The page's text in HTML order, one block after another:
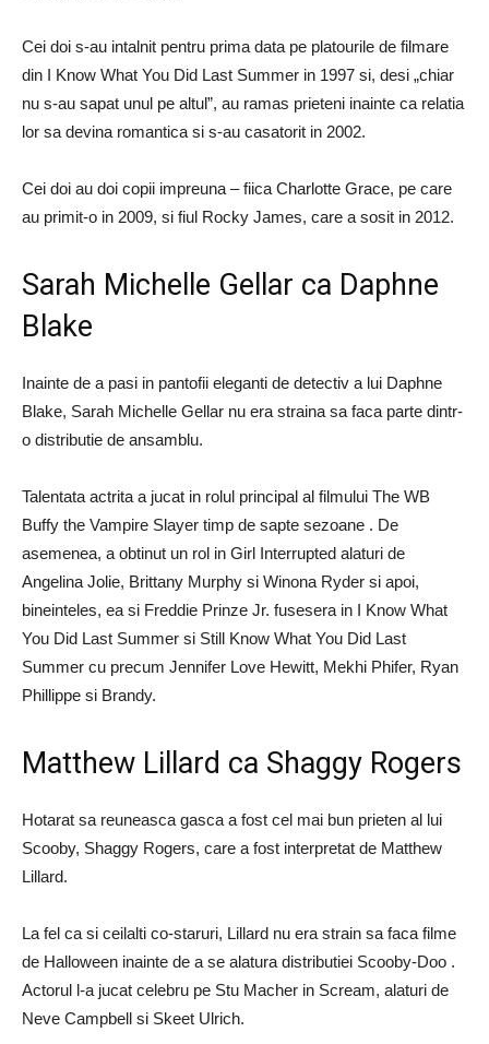
Cei doi s-au intalnit pentru prima data pe platourile de filmare
din I Know What You Did Last Summer in 1997 si, desi „chiar
nu s-au sapat unul pe altul”, au ramas prieteni inainte ca relatia
lor sa devina romantica si s-au casatorit in 2002.
Cei doi au doi copii impreuna – fiica Charlotte Grace, pe care
au primit-o in 2009, si fiul Rocky James, care a sosit in 2012.
Sarah Michelle Gellar ca Daphne
Blake
Inainte de a pasi in pantofii eleganti de detectiv a lui Daphne
Blake, Sarah Michelle Gellar nu era straina sa faca parte dintr-
o distributie de ansamblu.
Talentata actrita a jucat in rolul principal al filmului The WB
Buffy the Vampire Slayer timp de sapte sezoane . De
asemenea, a obtinut un rol in Girl Interrupted alaturi de
Angelina Jolie, Brittany Murphy si Winona Ryder si apoi,
bineinteles, ea si Freddie Prinze Jr. fusesera in I Know What
You Did Last Summer si Still Know What You Did Last
Summer cu precum Jennifer Love Hewitt, Mekhi Phifer, Ryan
Phillippe si Brandy.
Matthew Lillard ca Shaggy Rogers
Hotarat sa reuneasca gasca a fost cel mai bun prieten al lui
Scooby, Shaggy Rogers, care a fost interpretat de Matthew
Lillard.
La fel ca si ceilalti co-staruri, Lillard nu era strain sa faca filme
de Halloween inainte de a se alatura distributiei Scooby-Doo .
Actorul l-a jucat celebru pe Stu Macher in Scream, alaturi de
Neve Campbell si Skeet Ulrich.